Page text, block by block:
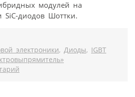
модулей на
SiC-диодов Шоттки.
электроники, Диоды, IGBT